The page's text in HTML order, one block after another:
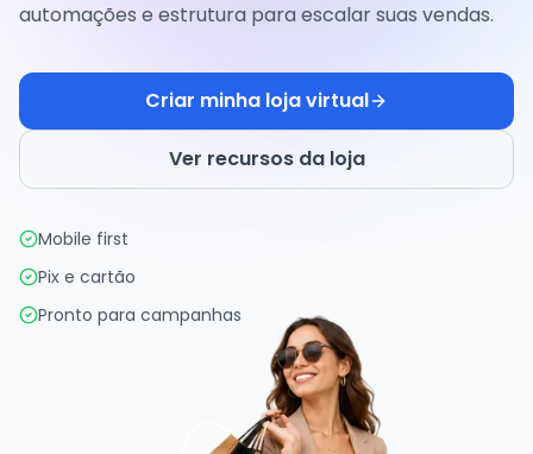
automações e estrutura para escalar suas vendas.
Criar minha loja virtual
Ver recursos da loja
Mobile first
Pix e cartão
Pronto para campanhas